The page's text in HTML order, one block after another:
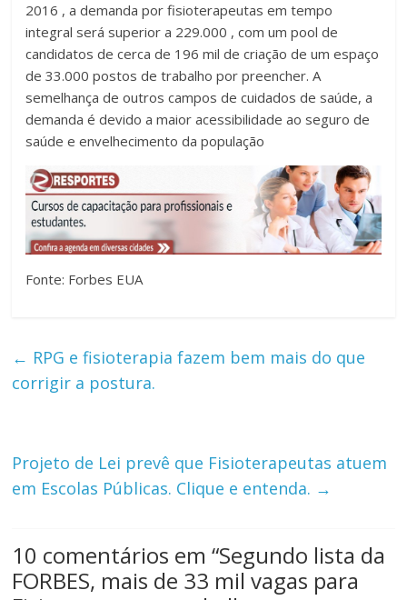
2016 , a demanda por fisioterapeutas em tempo
integral será superior a 229.000 , com um pool de
candidatos de cerca de 196 mil de criação de um espaço
de 33.000 postos de trabalho por preencher. A
semelhança de outros campos de cuidados de saúde, a
demanda é devido a maior acessibilidade ao seguro de
saúde e envelhecimento da população
Fonte: Forbes EUA
← RPG e fisioterapia fazem bem mais do que
corrigir a postura.
Projeto de Lei prevê que Fisioterapeutas atuem
em Escolas Públicas. Clique e entenda. →
10 comentários em “Segundo lista da
FORBES, mais de 33 mil vagas para